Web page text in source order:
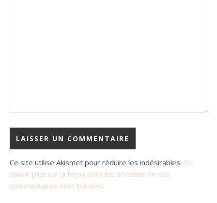
Ce site utilise Akismet pour réduire les indésirables. En
savoir plus sur la façon dont les données de vos
commentaires sont traitées.